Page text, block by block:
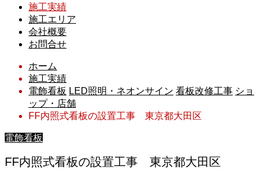
施工実績
施工エリア
会社概要
お問合せ
ホーム
施工実績
電飾看板 LED照明・ネオンサイン 看板改修工事 ショ
ップ・店舗
FF内照式看板の設置工事 東京都大田区
電飾看板
FF内照式看板の設置工事 東京都大田区